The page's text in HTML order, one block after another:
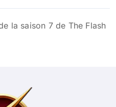
la saison 7 de The Flash